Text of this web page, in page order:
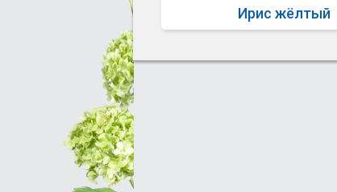
Ирис жёлтый